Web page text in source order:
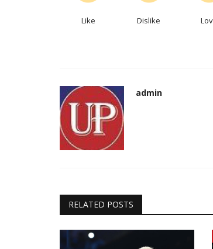
Like Dislike
admin
RELATED POSTS